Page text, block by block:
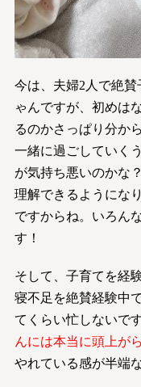
今は、夫婦2人で絶
ゃんですが、初めは
るのかさっぱり分か
一緒に過ごしていく
が気持ち悪いのかな
理解できるようにな
ですからね。いろん
す！
そして、子育てを経
寝不足を絶賛経験中
てくらい忙しないです
んには本当に頭上が
やれている感が半端